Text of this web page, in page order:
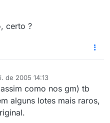
certo ?
de 2005 14:13
como nos gm) tb
alguns lotes mais raros,